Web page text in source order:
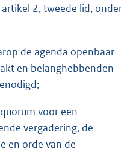
2, tweede lid, onder
de agenda openbaar
en belanghebbenden
voor een
vergadering, de
en orde van de